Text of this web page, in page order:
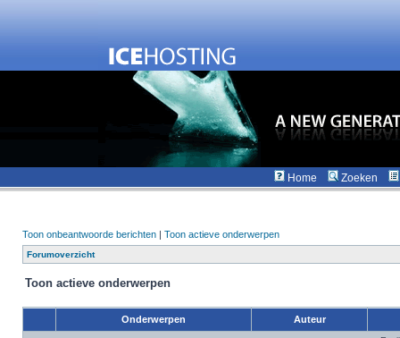
Home Zoeken
Toon onbeantwoorde berichten | Toon actieve onderwerpen
Forumoverzicht
Toon actieve onderwerpen
Onderwerpen Auteur